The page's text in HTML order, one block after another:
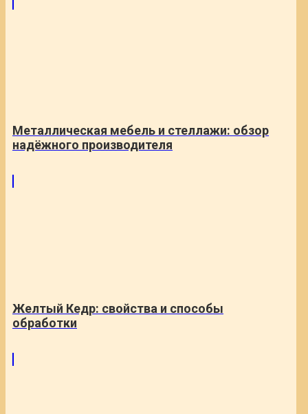
Металлическая мебель и стеллажи: обзор
надёжного производителя
Желтый Кедр: свойства и способы
обработки